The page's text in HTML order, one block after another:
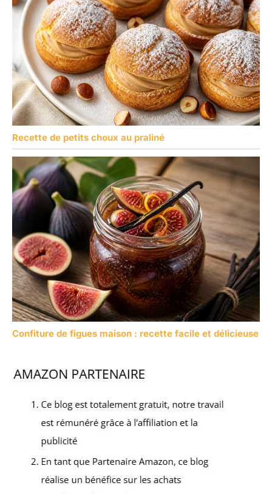
Recette de petits choux au praliné
Confiture de figues maison : recette facile et délicieuse